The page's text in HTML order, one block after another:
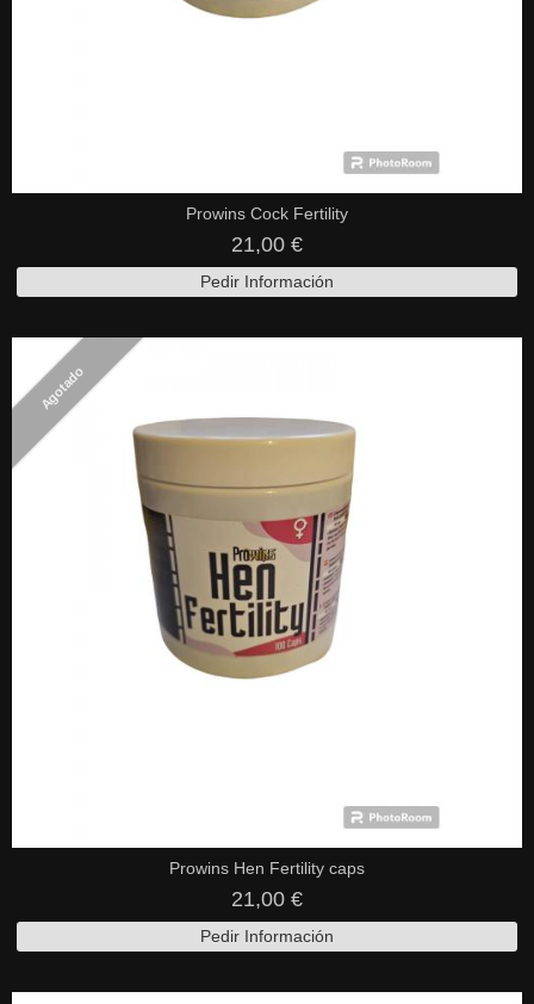
Prowins Cock Fertility
21,00 €
Pedir Información
Agotado
Prowins Hen Fertility caps
21,00 €
Pedir Información